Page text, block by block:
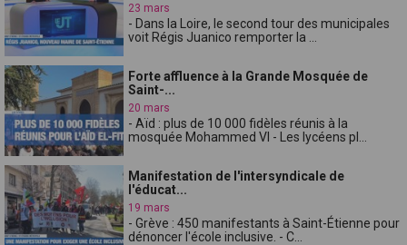
23 mars
- Dans la Loire, le second tour des municipales
voit Régis Juanico remporter la ...
Forte affluence à la Grande Mosquée de
Saint-...
20 mars
- Aïd : plus de 10 000 fidèles réunis à la
mosquée Mohammed VI - Les lycéens pl...
Manifestation de l'intersyndicale de
l'éducat...
19 mars
- Grève : 450 manifestants à Saint-Étienne pour
dénoncer l'école inclusive. - C...